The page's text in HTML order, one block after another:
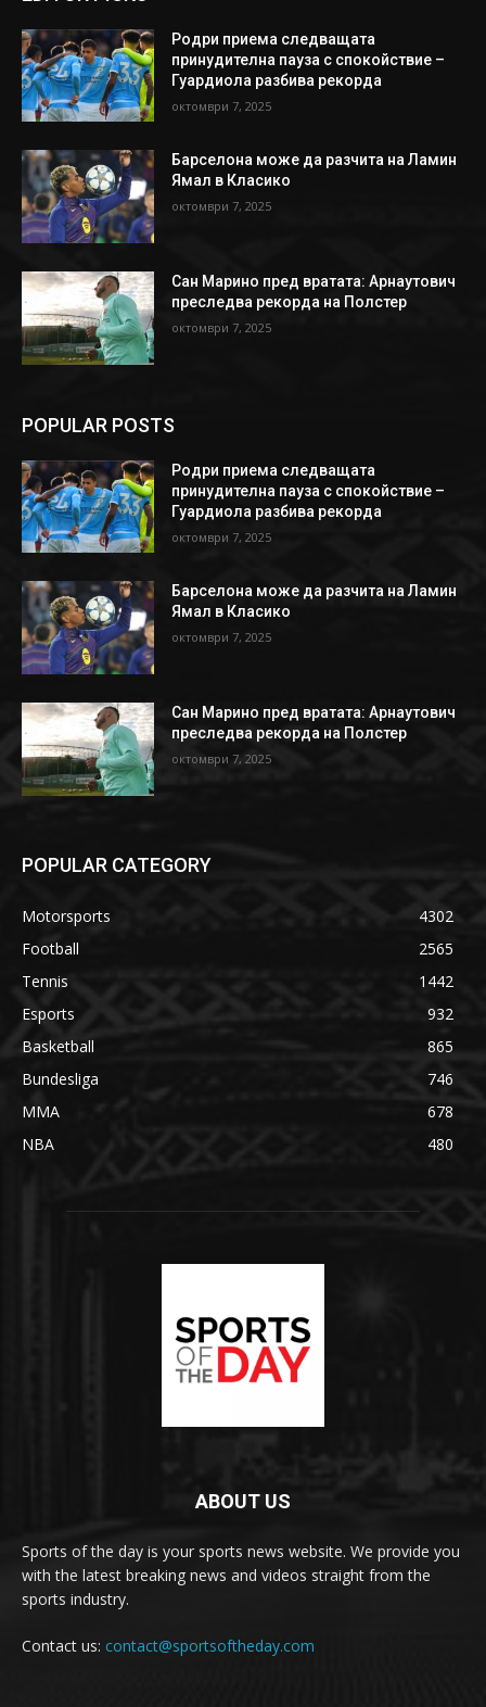
Родри приема следващата
принудителна пауза с спокойствие –
Гуардиола разбива рекорда
октомври 7, 2025
Барселона може да разчита на Ламин
Ямал в Класико
октомври 7, 2025
Сан Марино пред вратата: Арнаутович
преследва рекорда на Полстер
октомври 7, 2025
POPULAR POSTS
Родри приема следващата
принудителна пауза с спокойствие –
Гуардиола разбива рекорда
октомври 7, 2025
Барселона може да разчита на Ламин
Ямал в Класико
октомври 7, 2025
Сан Марино пред вратата: Арнаутович
преследва рекорда на Полстер
октомври 7, 2025
POPULAR CATEGORY
Motorsports
4302
Football
2565
Tennis
1442
Esports
932
Basketball
865
Bundesliga
746
MMA
678
NBA
480
ABOUT US
Sports of the day is your sports news website. We provide you
with the latest breaking news and videos straight from the
sports industry.
Contact us: contact@sportsoftheday.com